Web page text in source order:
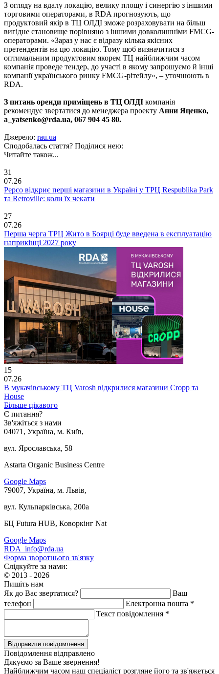
З огляду на вдалу локацію, велику площу і синергію з іншими
торговими операторами, в RDA прогнозують, що
продуктовий якір в ТЦ ОЛДІ зможе розраховувати на більш
вигідне становище порівняно з іншими довколишніми FMCG-
операторами. «Зараз у нас є відразу кілька якісних
претендентів на цю локацію. Тому щоб визначитися з
оптимальним продуктовим якорем ТЦ найближчим часом
компанія проведе тендер, до участі в якому запрошуємо й інші
компанії українського ринку FMCG-рітейлу», – уточнюють в
RDA.
З питань оренди приміщень в ТЦ ОЛДІ компанія
рекомендує звертатися до менеджера проекту Анни Яценко,
a_yatsenko@rda.ua, 067 904 45 80.
Джерело: rau.ua
Сподобалась стаття? Поділися нею:
Читайте також...
31
07.26
Pepco відкриє перші магазини в Україні у ТРЦ Respublika Park
та Retroville: коли їх чекати
27
07.26
Перша черга ТРЦ Жито в Боярці буде введена в експлуатацію
наприкінці 2027 року
15
07.26
В мукачівському ТЦ Varosh відкрилися магазини Cropp та
House
Більше цікавого
Є питання?
Зв'яжіться з нами
04071, Україна, м. Київ,
вул. Ярославська, 58
Astarta Organic Business Centre
Google Maps
79007, Україна, м. Львів,
вул. Кульпарківська, 200а
БЦ Futura HUB, Коворкінг Nat
Google Maps
RDA_info@rda.ua
Форма зворотнього зв'язку
Слідкуйте за нами:
© 2013 - 2026
Пишіть нам
Як до Вас звертатися?
Ваш
телефон
Електронна пошта *
Текст повідомлення *
Повідомлення відправлено
Дякуємо за Ваше звернення!
Найближчим часом наш спеціаліст розгляне його та зв'яжеться